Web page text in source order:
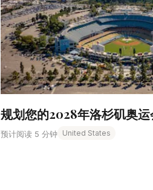
规划您的2028年洛杉矶奥
预计阅读 5 分钟 United States